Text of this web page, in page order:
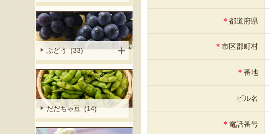
＊ 都道府県
＊ 市区郡町村
＊ 番地
ビル名
＊ 電話番号
ぶどう (33)
だだちゃ豆 (14)